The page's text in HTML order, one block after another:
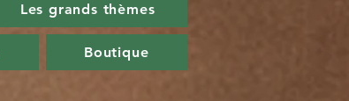
Les grands thèmes
Boutique